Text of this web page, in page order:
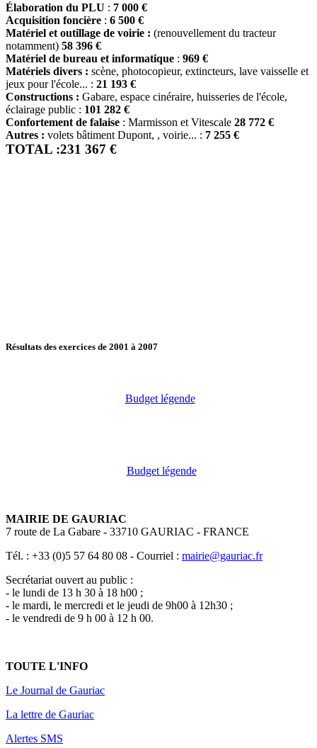
Élaboration du PLU : 7 000 €
Acquisition foncière : 6 500 €
Matériel et outillage de voirie : (renouvellement du tracteur
notamment) 58 396 €
Matériel de bureau et informatique : 969 €
Matériels divers : scène, photocopieur, extincteurs, lave vaisselle et
jeux pour l'école... : 21 193 €
Constructions : Gabare, espace cinéraire, huisseries de l'école,
éclairage public : 101 282 €
Confortement de falaise : Marmisson et Vitescale 28 772 €
Autres : volets bâtiment Dupont, , voirie... : 7 255 €
TOTAL :231 367 €
Résultats des exercices de 2001 à 2007
Budget légende
Budget légende
MAIRIE DE GAURIAC
7 route de La Gabare - 33710 GAURIAC - FRANCE
Tél. : +33 (0)5 57 64 80 08 - Courriel : mairie@gauriac.fr
Secrétariat ouvert au public :
- le lundi de 13 h 30 à 18 h00 ;
- le mardi, le mercredi et le jeudi de 9h00 à 12h30 ;
- le vendredi de 9 h 00 à 12 h 00.
TOUTE L'INFO
Le Journal de Gauriac
La lettre de Gauriac
Alertes SMS